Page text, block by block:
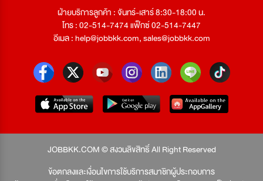
ฝ่ายบริการลูกค้า : จันทร์-เสาร์ 8:30-18:00 น.
โทร : 02-514-7474 แฟ็กซ์ 02-514-7447
อีเมล :help@jobbkk.com,sales@jobbkk.com
JOBBKK.COM © สงวนลิขสิทธิ์ All Right Reserved
ข้อตกลงและเงื่อนไขการใช้บริการสมาชิกผู้ประกอบการ